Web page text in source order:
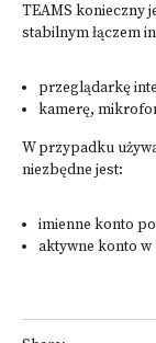
TEAMS konieczny
stabilnym łączem
przeglądarkę
kamerę,
W przypadku
niezbędne jest:
imienne konto
aktywne konto w